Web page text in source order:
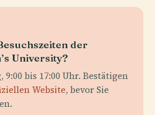
der
University?
bis 17:00 Uhr. Bestätigen
Website, bevor Sie